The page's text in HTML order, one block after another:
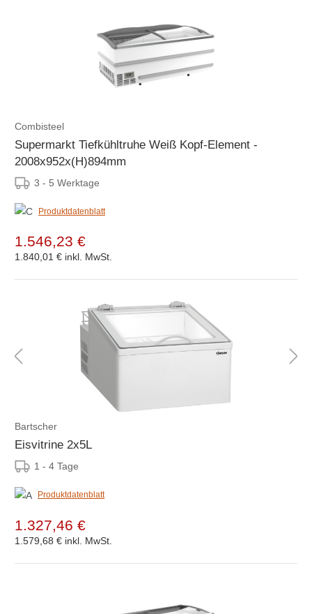
Combisteel
Supermarkt Tiefkühltruhe Weiß Kopf-Element -
2008x952x(H)894mm
3 - 5 Werktage
Produktdatenblatt
1.546,23 €
1.840,01 € inkl. MwSt.
Bartscher
Eisvitrine 2x5L
1 - 4 Tage
Produktdatenblatt
1.327,46 €
1.579,68 € inkl. MwSt.